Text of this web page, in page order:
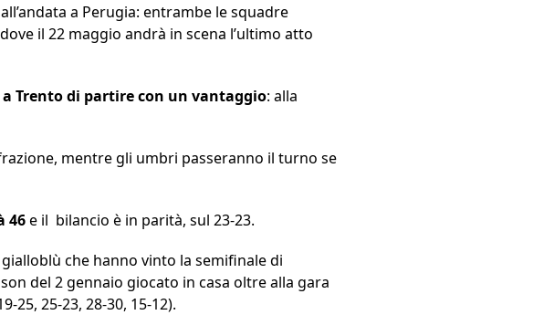
a Perugia: entrambe le squadre
il 22 maggio andrà in scena l’ultimo atto
Trento di partire con un vantaggio: alla
mentre gli umbri passeranno il turno se
46e il bilancio è in parità, sul 23-23.
che hanno vinto la semifinale di
del 2 gennaio giocato in casa oltre alla gara
25, 25-23, 28-30, 15-12).